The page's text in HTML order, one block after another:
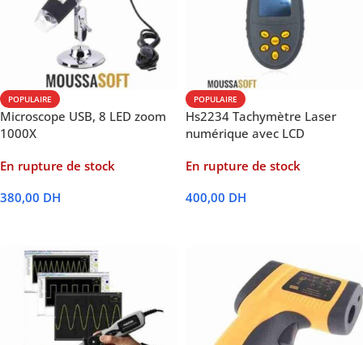
POPULAIRE
Microscope USB, 8 LED zoom
1000X
En rupture de stock
380,00 DH
POPULAIRE
Hs2234 Tachymètre Laser
numérique avec LCD
En rupture de stock
400,00 DH